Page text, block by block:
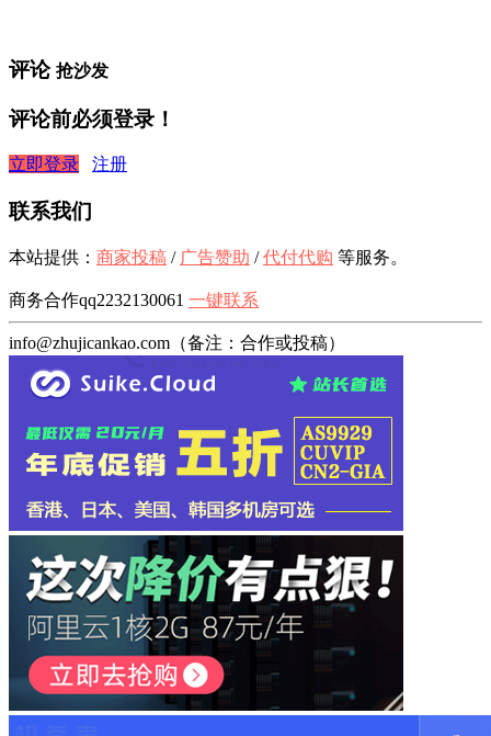
评论 抢沙发
评论前必须登录！
立即登录 注册
联系我们
本站提供： 商家投稿 / 广告赞助 /代付代购 等服务。
商务合作qq2232130061 一键联系
info@zhujicankao.com（备注：合作或投稿）